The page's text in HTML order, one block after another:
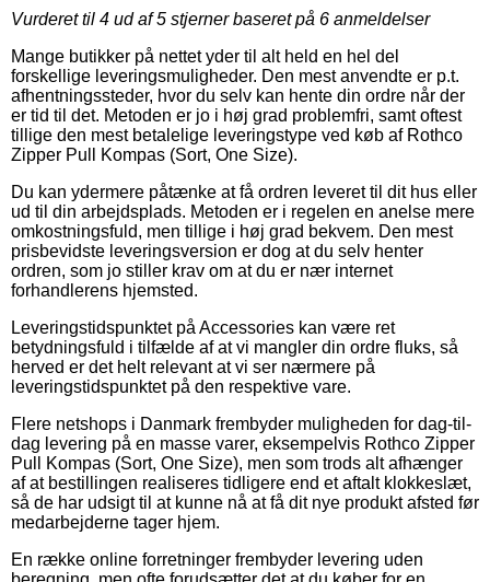
Vurderet til 4 ud af 5 stjerner baseret på 6 anmeldelser
Mange butikker på nettet yder til alt held en hel del
forskellige leveringsmuligheder. Den mest anvendte er p.t.
afhentningssteder, hvor du selv kan hente din ordre når der
er tid til det. Metoden er jo i høj grad problemfri, samt oftest
tillige den mest betalelige leveringstype ved køb af Rothco
Zipper Pull Kompas (Sort, One Size).
Du kan ydermere påtænke at få ordren leveret til dit hus eller
ud til din arbejdsplads. Metoden er i regelen en anelse mere
omkostningsfuld, men tillige i høj grad bekvem. Den mest
prisbevidste leveringsversion er dog at du selv henter
ordren, som jo stiller krav om at du er nær internet
forhandlerens hjemsted.
Leveringstidspunktet på Accessories kan være ret
betydningsfuld i tilfælde af at vi mangler din ordre fluks, så
herved er det helt relevant at vi ser nærmere på
leveringstidspunktet på den respektive vare.
Flere netshops i Danmark frembyder muligheden for dag-til-
dag levering på en masse varer, eksempelvis Rothco Zipper
Pull Kompas (Sort, One Size), men som trods alt afhænger
af at bestillingen realiseres tidligere end et aftalt klokkeslæt,
så de har udsigt til at kunne nå at få dit nye produkt afsted før
medarbejderne tager hjem.
En række online forretninger frembyder levering uden